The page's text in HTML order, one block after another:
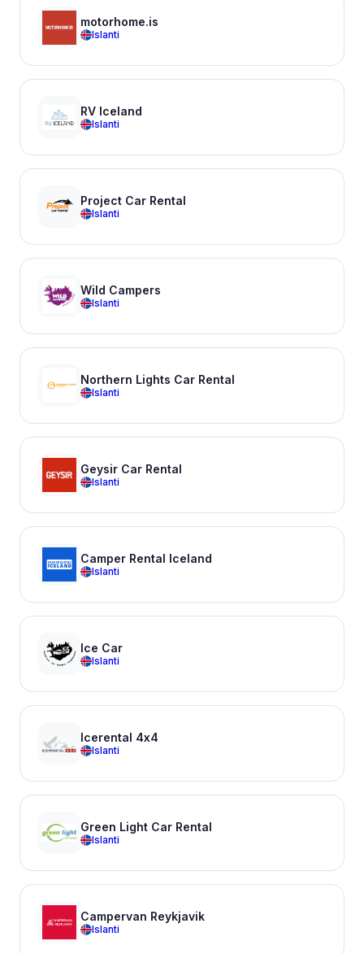
motorhome.is
Islanti
RV Iceland
Islanti
Project Car Rental
Islanti
Wild Campers
Islanti
Northern Lights Car Rental
Islanti
Geysir Car Rental
Islanti
Camper Rental Iceland
Islanti
Ice Car
Islanti
Icerental 4x4
Islanti
Green Light Car Rental
Islanti
Campervan Reykjavik
Islanti